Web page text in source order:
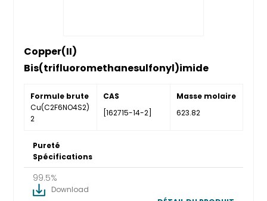
Copper(II)
Bis(trifluoromethanesulfonyl)imide
Formule brute
Cu(C2F6NO4S2)
2
CAS
[162715-14-2]
Masse molaire
623.82
Pureté
Spécifications
99.5%
Download